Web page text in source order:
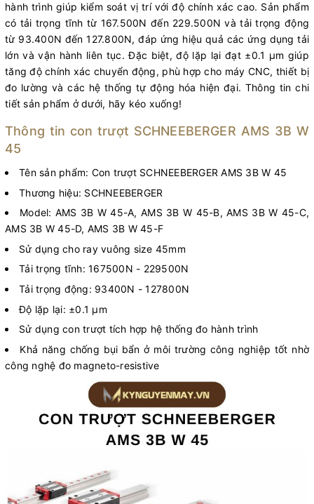
hành trình giúp kiểm soát vị trí với độ chính xác cao. Sản phẩm
có tải trọng tĩnh từ 167.500N đến 229.500N và tải trọng động
từ 93.400N đến 127.800N, đáp ứng hiệu quả các ứng dụng tải
lớn và vận hành liên tục. Đặc biệt, độ lặp lại đạt ±0.1 µm giúp
tăng độ chính xác chuyển động, phù hợp cho máy CNC, thiết bị
đo lường và các hệ thống tự động hóa hiện đại. Thông tin chi
tiết sản phẩm ở dưới, hãy kéo xuống!
Thông tin con trượt SCHNEEBERGER AMS 3B W
45
Tên sản phẩm: Con trượt SCHNEEBERGER AMS 3B W 45
Thương hiệu: SCHNEEBERGER
Model: AMS 3B W 45-A, AMS 3B W 45-B, AMS 3B W 45-C,
AMS 3B W 45-D, AMS 3B W 45-F
Sử dụng cho ray vuông size 45mm
Tải trọng tĩnh: 167500N - 229500N
Tải trọng động: 93400N - 127800N
Độ lặp lại: ±0.1 µm
Sử dụng con trượt tích hợp hệ thống đo hành trình
Khả năng chống bụi bẩn ở môi trường công nghiệp tốt nhờ
công nghệ đo magneto-resistive